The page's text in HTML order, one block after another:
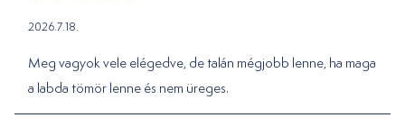
2026.7.18.
Meg vagyok vele elégedve, de talán mégjobb lenne, ha maga
a labda tömör lenne és nem üreges.